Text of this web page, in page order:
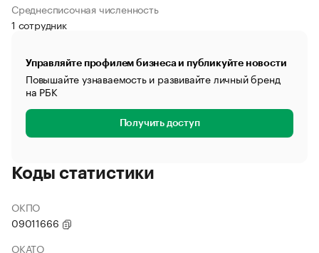
Среднесписочная численность
1 сотрудник
Управляйте профилем бизнеса и публикуйте новости
Повышайте узнаваемость и развивайте личный бренд
на РБК
Получить доступ
Коды статистики
ОКПО
09011666
ОКАТО